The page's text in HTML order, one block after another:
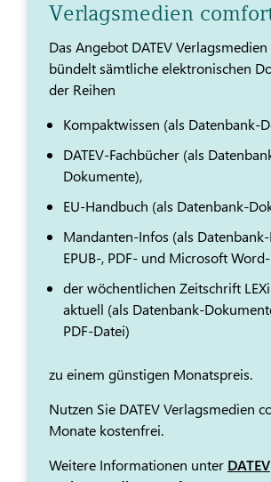
Verlagsmedien
Das Angebot DATEV
bündelt sämtliche elektronischen
der Reihen
Kompaktwissen (als Datenbank-
DATEV-Fachbücher (als
Dokumente),
EU-Handbuch (als Datenbank-
Mandanten-Infos (als
EPUB-, PDF- und Microsoft
der wöchentlichen Zeitschrift
aktuell (als Datenbank-
PDF-Datei)
zu einem günstigen Monatspreis.
Nutzen Sie DATEV Verlagsmedien
Monate kostenfrei.
Weitere Informationen unter DATEV